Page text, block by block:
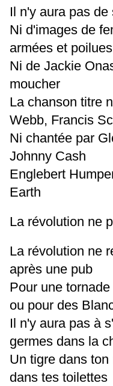
Il n'y aura pas
Ni d'images de
armées et poilues
Ni de Jackie
moucher
La chanson titre
Webb, Francis
Ni chantée par
Johnny Cash
Englebert
Earth
La révolution ne
La révolution ne
après une pub
Pour une
ou pour des
Il n'y aura pas à
germes dans la
Un tigre dans
dans tes toilettes